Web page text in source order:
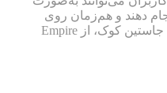
دهند و هم‌زمان روی
تردمیل بدوند تا در بازی حرکت کنند. جاستین کوک، از Empire